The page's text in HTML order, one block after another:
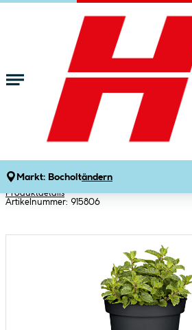
Zum Hauptinhalt springen
Markt: Bocholtändern
Gartenmarkt Pflanzen
Plantiflor Gourmetkräuter
Durchmesser 12 cm
Produktdetails
Artikelnummer: 915806